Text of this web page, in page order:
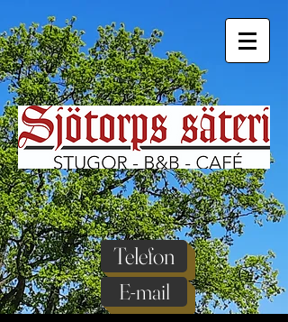
Telefon
E-mail